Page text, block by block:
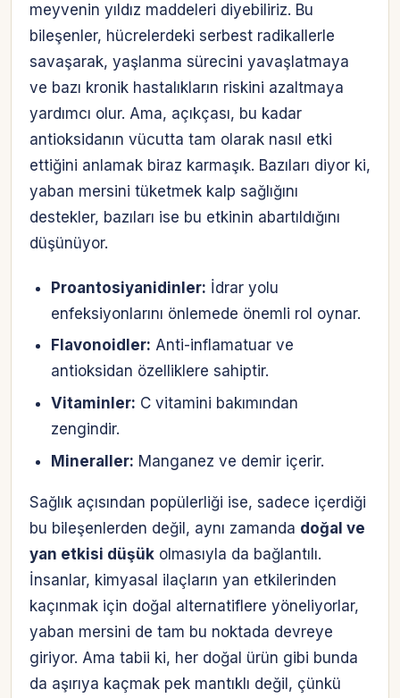
meyvenin yıldız maddeleri diyebiliriz. Bu
bileşenler, hücrelerdeki serbest radikallerle
savaşarak, yaşlanma sürecini yavaşlatmaya
ve bazı kronik hastalıkların riskini azaltmaya
yardımcı olur. Ama, açıkçası, bu kadar
antioksidanın vücutta tam olarak nasıl etki
ettiğini anlamak biraz karmaşık. Bazıları diyor ki,
yaban mersini tüketmek kalp sağlığını
destekler, bazıları ise bu etkinin abartıldığını
düşünüyor.
Proantosiyanidinler: İdrar yolu
enfeksiyonlarını önlemede önemli rol oynar.
Flavonoidler: Anti-inflamatuar ve
antioksidan özelliklere sahiptir.
Vitaminler: C vitamini bakımından
zengindir.
Mineraller: Manganez ve demir içerir.
Sağlık açısından popülerliği ise, sadece içerdiği
bu bileşenlerden değil, aynı zamanda doğal ve
yan etkisi düşük olmasıyla da bağlantılı.
İnsanlar, kimyasal ilaçların yan etkilerinden
kaçınmak için doğal alternatiflere yöneliyorlar,
yaban mersini de tam bu noktada devreye
giriyor. Ama tabii ki, her doğal ürün gibi bunda
da aşırıya kaçmak pek mantıklı değil, çünkü